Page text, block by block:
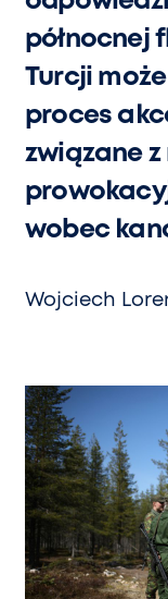
północnej
Turcji
proces
związane
wobec
Wojciech